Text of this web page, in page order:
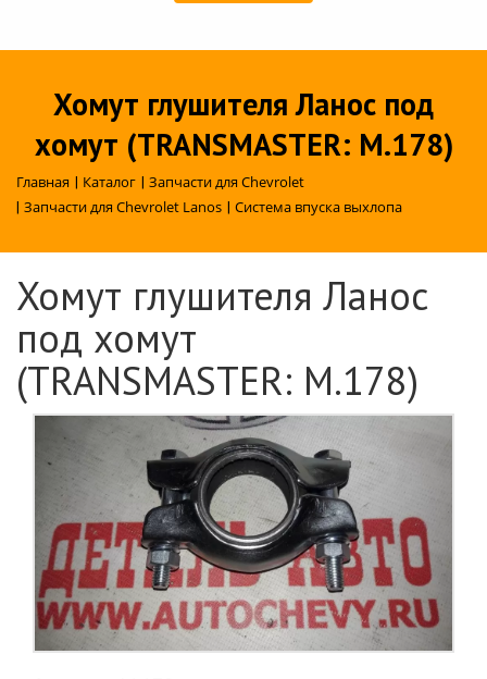
Хомут глушителя Ланос под
хомут (TRANSMASTER: M.178)
Главная | Каталог | Запчасти для Chevrolet
| Запчасти для Chevrolet Lanos | Система впуска выхлопа
Хомут глушителя Ланос
под хомут
(TRANSMASTER: M.178)